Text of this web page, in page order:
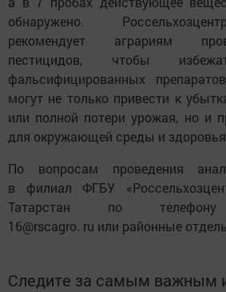
обнаружено.
рекомендует аграриям
пестицидов, чтобы
фальсифицированных
могут не только привести к
или полной потери урожая, но и
для окружающей среды и здоровья
По вопросам проведения
в филиал ФГБУ
Татарстан по телефону
16@rscagro. ru или районные
Следите за самым важным